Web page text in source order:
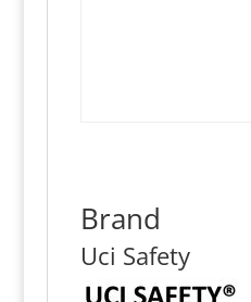
Brand
Uci Safety